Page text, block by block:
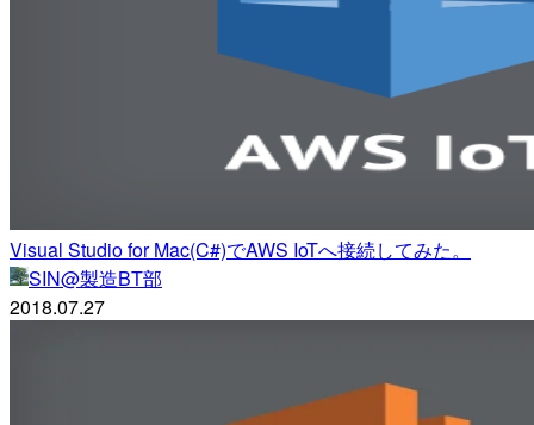
Visual Studio for Mac(C#)でAWS IoTへ接続してみた。
SIN@製造BT部
2018.07.27